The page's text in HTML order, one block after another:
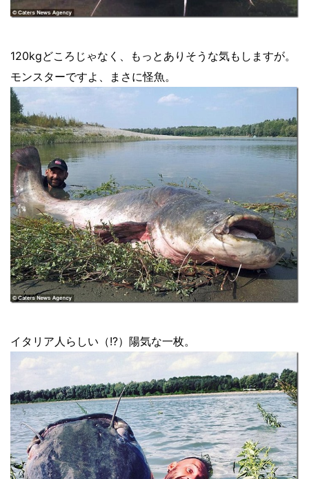
120kgどころじゃなく、もっとありそうな気もしますが。
モンスターですよ、まさに怪魚。
イタリア人らしい（!?）陽気な一枚。